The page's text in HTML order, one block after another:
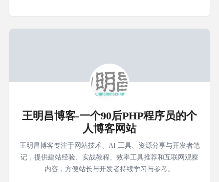
王明昌博客-一个90后PHP程序员的个
人博客网站
王明昌博客专注于网站技术、AI 工具、资源分享与开发者笔
记，提供建站经验、实战教程、效率工具推荐和互联网观察
内容，方便站长与开发者持续学习与参考。